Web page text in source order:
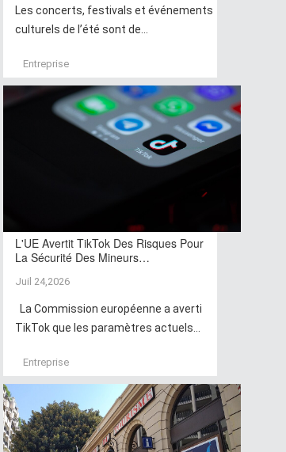
Les concerts, festivals et événements
culturels de l’été sont de...
Entreprise
L'UE Avertit TikTok Des Risques Pour
La Sécurité Des Mineurs…
Juil 24,2026
La Commission européenne a averti
TikTok que les paramètres actuels...
Entreprise